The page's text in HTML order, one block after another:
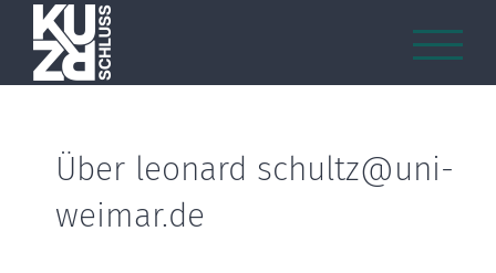
Inhalt
springen
Über leonard schultz@uni-
weimar.de